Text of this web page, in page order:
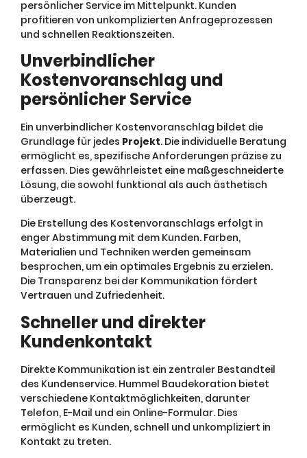
persönlicher Service im Mittelpunkt. Kunden
profitieren von unkomplizierten Anfrageprozessen
und schnellen Reaktionszeiten.
Unverbindlicher
Kostenvoranschlag und
persönlicher Service
Ein unverbindlicher Kostenvoranschlag bildet die
Grundlage für jedes Projekt. Die individuelle Beratung
ermöglicht es, spezifische Anforderungen präzise zu
erfassen. Dies gewährleistet eine maßgeschneiderte
Lösung, die sowohl funktional als auch ästhetisch
überzeugt.
Die Erstellung des Kostenvoranschlags erfolgt in
enger Abstimmung mit dem Kunden. Farben,
Materialien und Techniken werden gemeinsam
besprochen, um ein optimales Ergebnis zu erzielen.
Die Transparenz bei der Kommunikation fördert
Vertrauen und Zufriedenheit.
Schneller und direkter
Kundenkontakt
Direkte Kommunikation ist ein zentraler Bestandteil
des Kundenservice. Hummel Baudekoration bietet
verschiedene Kontaktmöglichkeiten, darunter
Telefon, E-Mail und ein Online-Formular. Dies
ermöglicht es Kunden, schnell und unkompliziert in
Kontakt zu treten.